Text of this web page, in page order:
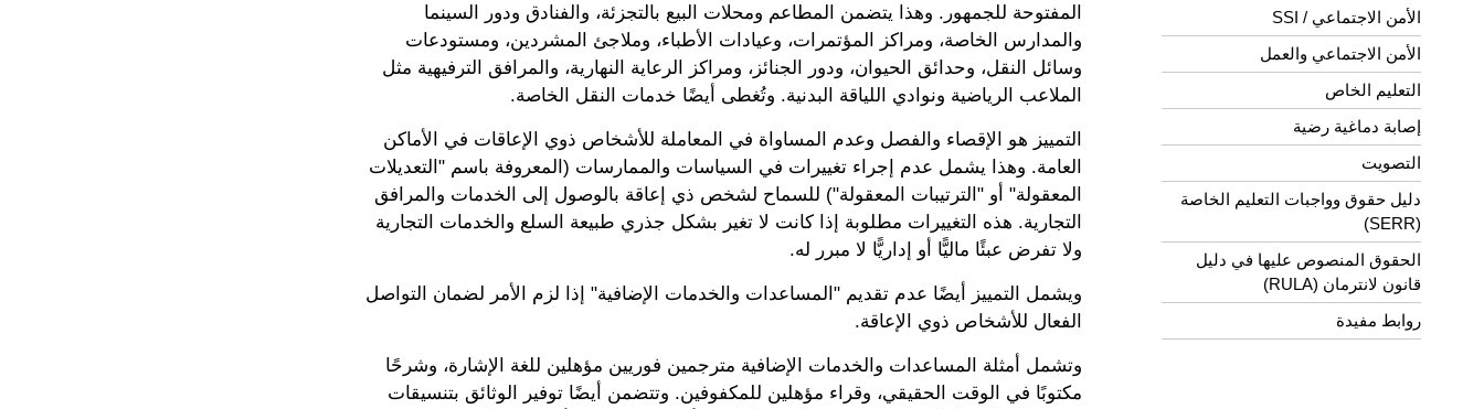
الأمن الاجتماعي / SSI
الأمن الاجتماعي والعمل
التعليم الخاص
إصابة دماغية رضية
التصويت
دليل حقوق وواجبات التعليم الخاصة
(SERR)
الحقوق المنصوص عليها في دليل
قانون لانترمان (RULA)
روابط مفيدة
المفتوحة للجمهور. وهذا يتضمن المطاعم ومحلات البيع بالتجزئة، والفنادق ودور السينما
والمدارس الخاصة، ومراكز المؤتمرات، وعيادات الأطباء، وملاجئ المشردين، ومستودعات
وسائل النقل، وحدائق الحيوان، ودور الجنائز، ومراكز الرعاية النهارية، والمرافق الترفيهية مثل
الملاعب الرياضية ونوادي اللياقة البدنية. وتُغطى أيضًا خدمات النقل الخاصة.
التمييز هو الإقصاء والفصل وعدم المساواة في المعاملة للأشخاص ذوي الإعاقات في الأماكن
العامة. وهذا يشمل عدم إجراء تغييرات في السياسات والممارسات (المعروفة باسم "التعديلات
المعقولة" أو "الترتيبات المعقولة") للسماح لشخص ذي إعاقة بالوصول إلى الخدمات والمرافق
التجارية. هذه التغييرات مطلوبة إذا كانت لا تغير بشكل جذري طبيعة السلع والخدمات التجارية
ولا تفرض عبئًا ماليًّا أو إداريًّا لا مبرر له.
ويشمل التمييز أيضًا عدم تقديم "المساعدات والخدمات الإضافية" إذا لزم الأمر لضمان التواصل
الفعال للأشخاص ذوي الإعاقة.
وتشمل أمثلة المساعدات والخدمات الإضافية مترجمين فوريين مؤهلين للغة الإشارة، وشرحًا
مكتوبًا في الوقت الحقيقي، وقراء مؤهلين للمكفوفين. وتتضمن أيضًا توفير الوثائق بتنسيقات